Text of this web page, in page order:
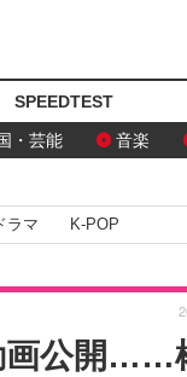
SPEEDTEST
・芸能 音楽
ラマ K-POP
画公開……